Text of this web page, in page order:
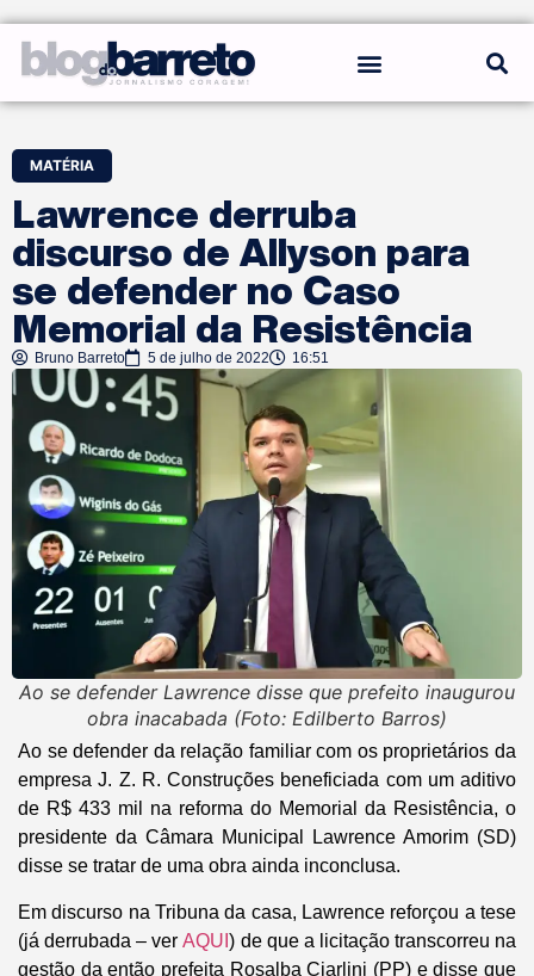
MATÉRIA
Lawrence derruba
discurso de Allyson para
se defender no Caso
Memorial da Resistência
Bruno Barreto 5 de julho de 2022 16:51
Ao se defender Lawrence disse que prefeito inaugurou
obra inacabada (Foto: Edilberto Barros)
Ao se defender da relação familiar com os proprietários da
empresa J. Z. R. Construções beneficiada com um aditivo
de R$ 433 mil na reforma do Memorial da Resistência, o
presidente da Câmara Municipal Lawrence Amorim (SD)
disse se tratar de uma obra ainda inconclusa.
Em discurso na Tribuna da casa, Lawrence reforçou a tese
(já derrubada – verAQUI) de que a licitação transcorreu na
gestão da então prefeita Rosalba Ciarlini (PP) e disse que